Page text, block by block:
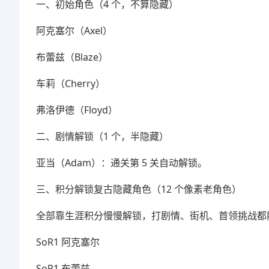
一、初始角色（4 个，不算隐藏）
阿克塞尔（Axel）
布蕾兹（Blaze）
车莉（Cherry）
弗洛伊德（Floyd）
二、剧情解锁（1 个，半隐藏）
亚当（Adam）：通关第 5 关自动解锁。
三、积分解锁复古隐藏角色（12 个像素老角色）
全部靠生涯积分慢慢解锁，打剧情、街机、首领挑战
SoR1 阿克塞尔